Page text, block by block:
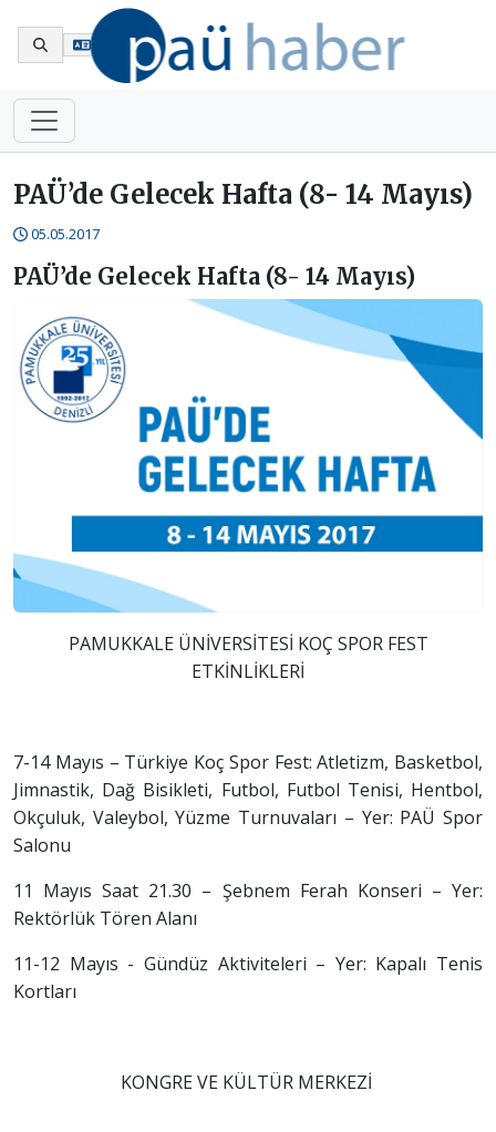
PAÜ’de Gelecek Hafta (8- 14 Mayıs)
05.05.2017
PAÜ’de Gelecek Hafta (8- 14 Mayıs)
PAMUKKALE ÜNİVERSİTESİ KOÇ SPOR FEST
ETKİNLİKLERİ
7-14 Mayıs – Türkiye Koç Spor Fest: Atletizm, Basketbol,
Jimnastik, Dağ Bisikleti, Futbol, Futbol Tenisi, Hentbol,
Okçuluk, Valeybol, Yüzme Turnuvaları – Yer: PAÜ Spor
Salonu
11 Mayıs Saat 21.30 – Şebnem Ferah Konseri – Yer:
Rektörlük Tören Alanı
11-12 Mayıs - Gündüz Aktiviteleri – Yer: Kapalı Tenis
Kortları
KONGRE VE KÜLTÜR MERKEZİ